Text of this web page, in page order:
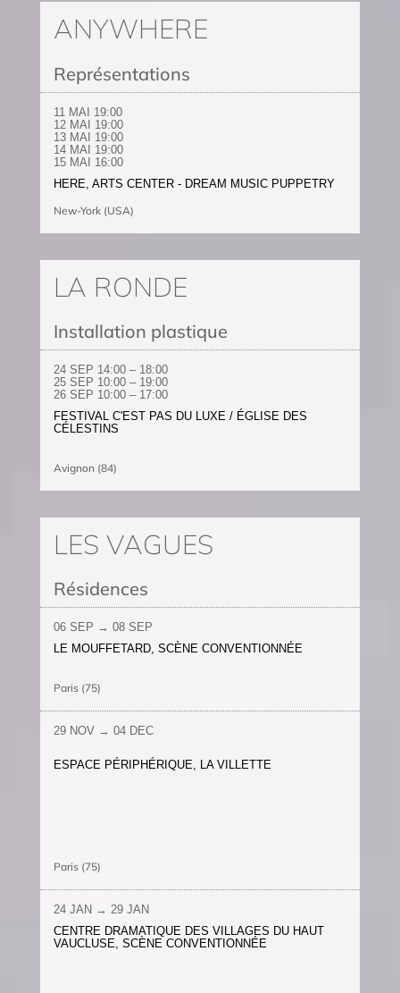
ANYWHERE
Représentations
11 MAI 19:00
12 MAI 19:00
13 MAI 19:00
14 MAI 19:00
15 MAI 16:00
HERE, ARTS CENTER - DREAM MUSIC PUPPETRY
New-York (USA)
LA RONDE
Installation plastique
24 SEP 14:00 – 18:00
25 SEP 10:00 – 19:00
26 SEP 10:00 – 17:00
FESTIVAL C'EST PAS DU LUXE / ÉGLISE DES
CÉLESTINS
Avignon (84)
LES VAGUES
Résidences
06 SEP → 08 SEP
LE MOUFFETARD, SCÈNE CONVENTIONNÉE
Paris (75)
29 NOV → 04 DEC
ESPACE PÉRIPHÉRIQUE, LA VILLETTE
Paris (75)
24 JAN → 29 JAN
CENTRE DRAMATIQUE DES VILLAGES DU HAUT
VAUCLUSE, SCÈNE CONVENTIONNÉE